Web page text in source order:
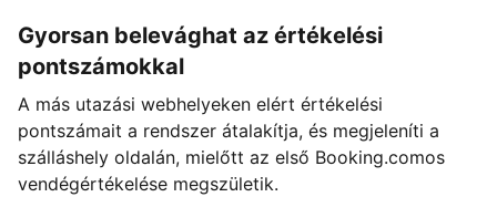
Gyorsan belevághat az értékelési
pontszámokkal
A más utazási webhelyeken elért értékelési
pontszámait a rendszer átalakítja, és megjeleníti a
szálláshely oldalán, mielőtt az első Booking.comos
vendégértékelése megszületik.